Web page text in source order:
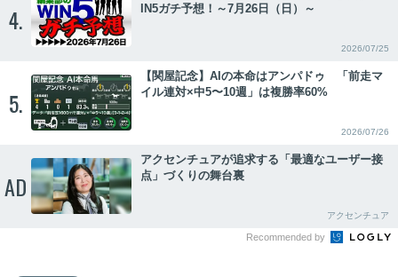
4.
IN5ガチ予想！～7月26日（日）～
2026/07/25
5.
【関屋記念】AIの本命はアンパドゥ 「前走マ
イル連対×中5〜10週」は複勝率60%
2026/07/26
AD
アクセンチュアが追求する「最適なユーザー接
点」づくりの舞台裏
アクセンチュア
Recommended by